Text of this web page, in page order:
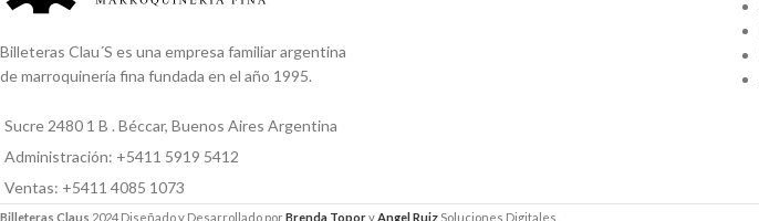
Billeteras Clau´S es una empresa familiar argentina
de marroquinería fina fundada en el año 1995.
Sucre 2480 1 B . Béccar, Buenos Aires Argentina
Administración: +5411 5919 5412
Ventas: +5411 4085 1073
Billeteras Claus 2024 Diseñado y Desarrollado porBrenda ToporyAngel Ruiz Soluciones Digitales.